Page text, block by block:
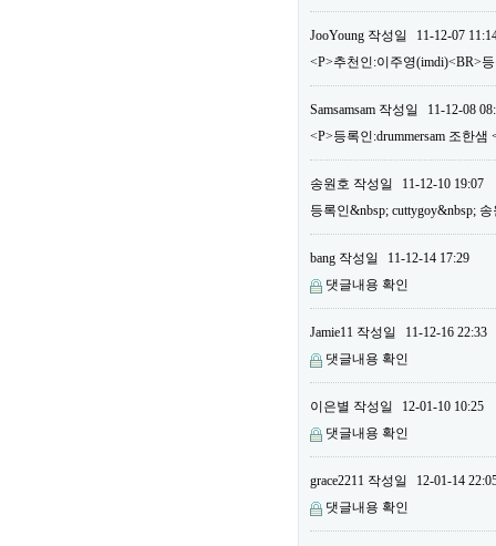
JooYoung 작성일
11-12-07
<P>추천인:이주영(imdi)<BR>
Samsamsam 작성일
11-12-08
<P>등록인:drummersam 조한
송원호 작성일
11-12-10 19:07
등록인&nbsp; cuttygoy&nbsp;
bang 작성일
11-12-14 17:29
댓글내용 확인
Jamie11 작성일
11-12-16 22:33
댓글내용 확인
이은별 작성일
12-01-10 10:25
댓글내용 확인
grace2211 작성일
12-01-14
댓글내용 확인